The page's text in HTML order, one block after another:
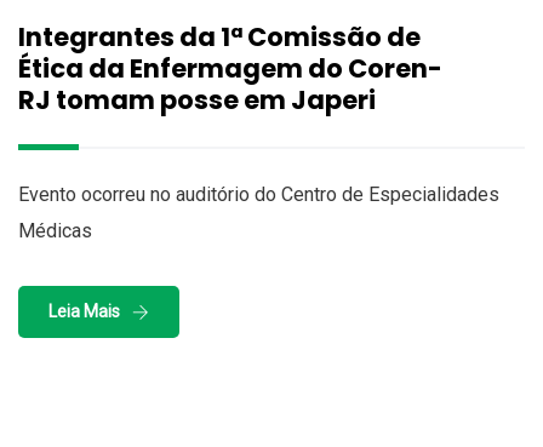
Integrantes da 1ª Comissão de
Ética da Enfermagem do Coren-
RJ tomam posse em Japeri
Evento ocorreu no auditório do Centro de Especialidades
Médicas
Leia Mais